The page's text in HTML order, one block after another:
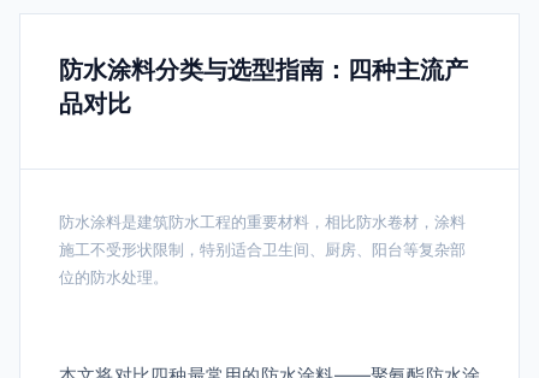
防水涂料分类与选型指南：四种主流产
品对比
防水涂料是建筑防水工程的重要材料，相比防水卷材，涂料
施工不受形状限制，特别适合卫生间、厨房、阳台等复杂部
位的防水处理。